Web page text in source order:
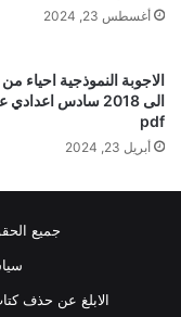
أغسطس 23, 2024
الى 2018 سادس
pdf
أبريل 23, 2024
جميع
الابلغ عن حذف